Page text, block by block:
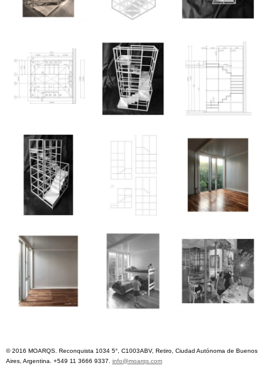
© 2016 MOARQS. Reconquista 1034 5°, C1003ABV, Retiro, Ciudad Autónoma de Buenos
Aires, Argentina. +549 11 3666 9337. info@moarqs.com